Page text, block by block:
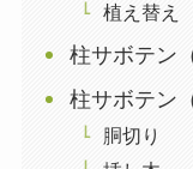
植え替え
柱サボテン
柱サボテン
胴切り